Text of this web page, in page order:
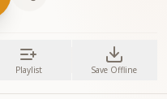
Playlist Save Offline